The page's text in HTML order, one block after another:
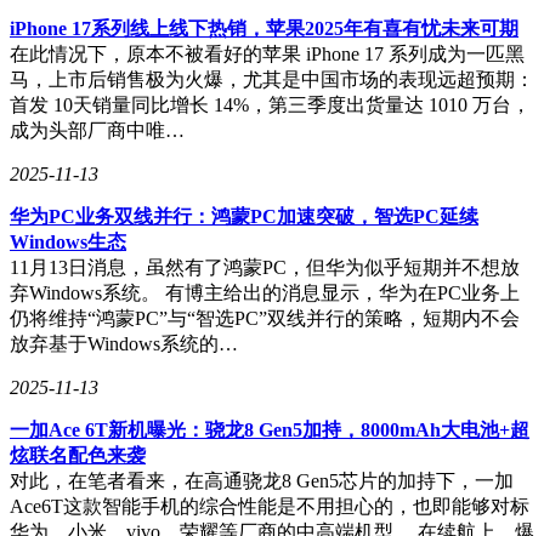
iPhone 17系列线上线下热销，苹果2025年有喜有忧未来可期
在此情况下，原本不被看好的苹果 iPhone 17 系列成为一匹黑
马，上市后销售极为火爆，尤其是中国市场的表现远超预期：
首发 10天销量同比增长 14%，第三季度出货量达 1010 万台，
成为头部厂商中唯…
2025-11-13
华为PC业务双线并行：鸿蒙PC加速突破，智选PC延续
Windows生态
11月13日消息，虽然有了鸿蒙PC，但华为似乎短期并不想放
弃Windows系统。 有博主给出的消息显示，华为在PC业务上
仍将维持“鸿蒙PC”与“智选PC”双线并行的策略，短期内不会
放弃基于Windows系统的…
2025-11-13
一加Ace 6T新机曝光：骁龙8 Gen5加持，8000mAh大电池+超
炫联名配色来袭
对此，在笔者看来，在高通骁龙8 Gen5芯片的加持下，一加
Ace6T这款智能手机的综合性能是不用担心的，也即能够对标
华为、小米、vivo、荣耀等厂商的中高端机型。 在续航上，爆